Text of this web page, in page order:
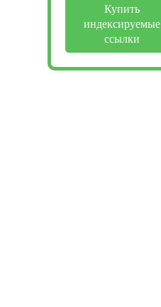
Купить
индексируемые
ссылки